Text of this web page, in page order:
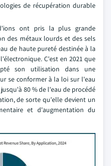
de récupération durable
ont pris la plus grande
des métaux lourds et des sels
de haute pureté destinée à la
C'est en 2021 que
son utilisation dans une
se conformer à la loi sur l'eau
80 % de l'eau de procédé
de sorte qu'elle devient un
et d'augmentation du